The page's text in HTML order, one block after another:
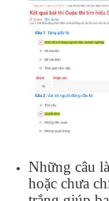
Những câu
hoặc chưa
Số:Số: 1852/